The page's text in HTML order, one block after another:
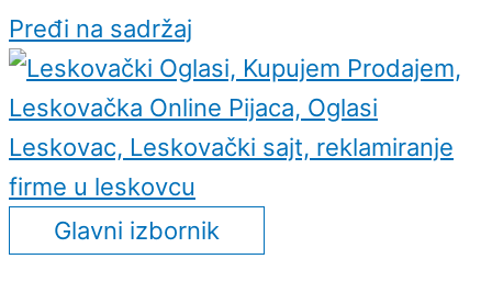
Pređi na sadržaj
Glavni izbornik